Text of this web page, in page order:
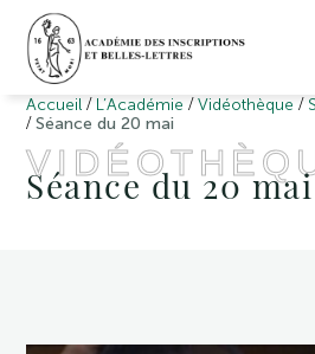
Accueil / L’Académie /Vidéothèque /
/Séance du 20 mai
Séance du 20 mai